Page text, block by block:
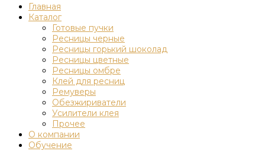
Главная
Каталог
Готовые пучки
Ресницы черные
Ресницы горький шоколад
Ресницы цветные
Ресницы омбре
Клей для ресниц
Ремуверы
Обезжириватели
Усилители клея
Прочее
О компании
Обучение